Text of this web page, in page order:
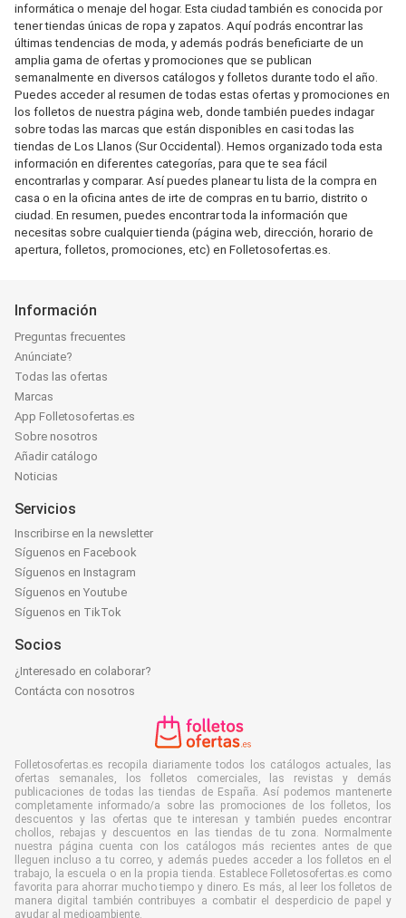
informática o menaje del hogar. Esta ciudad también es conocida por
tener tiendas únicas de ropa y zapatos. Aquí podrás encontrar las
últimas tendencias de moda, y además podrás beneficiarte de un
amplia gama de ofertas y promociones que se publican
semanalmente en diversos catálogos y folletos durante todo el año.
Puedes acceder al resumen de todas estas ofertas y promociones en
los folletos de nuestra página web, donde también puedes indagar
sobre todas las marcas que están disponibles en casi todas las
tiendas de Los Llanos (Sur Occidental). Hemos organizado toda esta
información en diferentes categorías, para que te sea fácil
encontrarlas y comparar. Así puedes planear tu lista de la compra en
casa o en la oficina antes de irte de compras en tu barrio, distrito o
ciudad. En resumen, puedes encontrar toda la información que
necesitas sobre cualquier tienda (página web, dirección, horario de
apertura, folletos, promociones, etc) en Folletosofertas.es.
Información
Preguntas frecuentes
Anúnciate?
Todas las ofertas
Marcas
App Folletosofertas.es
Sobre nosotros
Añadir catálogo
Noticias
Servicios
Inscribirse en la newsletter
Síguenos en Facebook
Síguenos en Instagram
Síguenos en Youtube
Síguenos en TikTok
Socios
¿Interesado en colaborar?
Contácta con nosotros
Folletosofertas.es recopila diariamente todos los catálogos actuales, las
ofertas semanales, los folletos comerciales, las revistas y demás
publicaciones de todas las tiendas de España. Así podemos mantenerte
completamente informado/a sobre las promociones de los folletos, los
descuentos y las ofertas que te interesan y también puedes encontrar
chollos, rebajas y descuentos en las tiendas de tu zona. Normalmente
nuestra página cuenta con los catálogos más recientes antes de que
lleguen incluso a tu correo, y además puedes acceder a los folletos en el
trabajo, la escuela o en la propia tienda. Establece Folletosofertas.es como
favorita para ahorrar mucho tiempo y dinero. Es más, al leer los folletos de
manera digital también contribuyes a combatir el desperdicio de papel y
ayudar al medioambiente.